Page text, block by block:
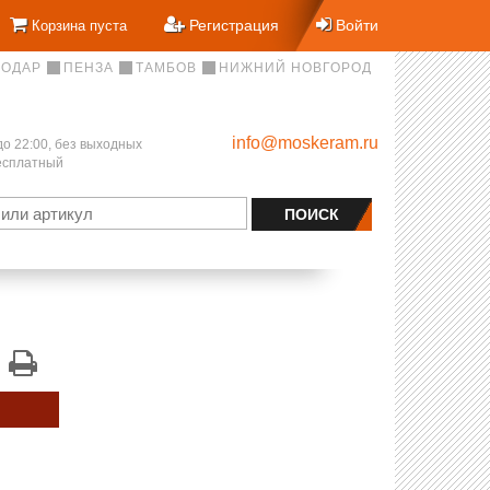
Корзина пуста Регистрация Войти
ПЕНЗА ТАМБОВ НИЖНИЙ НОВГОРОД
22:00, без выходных
info@moskeram.ru